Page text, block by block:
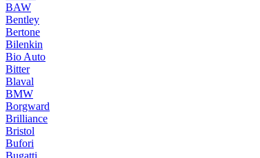
BAW
Bentley
Bertone
Bilenkin
Bio Auto
Bitter
Blaval
BMW
Borgward
Brilliance
Bristol
Bufori
Bugatti